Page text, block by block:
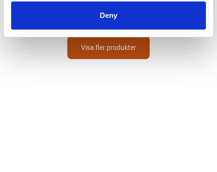
Deny
Visa fler produkter